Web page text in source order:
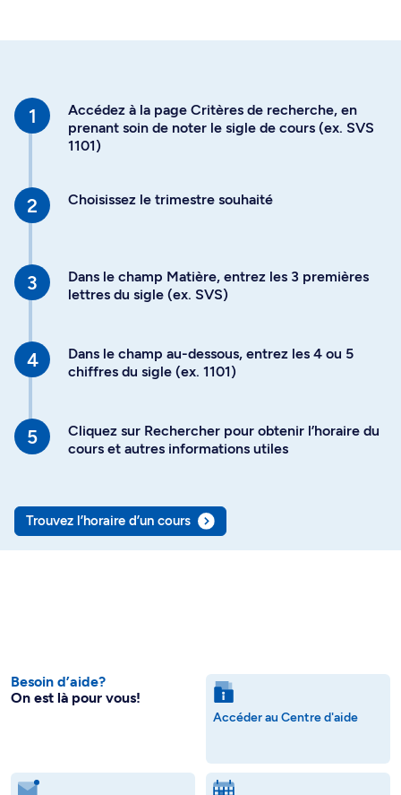
Accédez à la page Critères de recherche, en
prenant soin de noter le sigle de cours (ex. SVS
1101)
Choisissez le trimestre souhaité
Dans le champ Matière, entrez les 3 premières
lettres du sigle (ex. SVS)
Dans le champ au-dessous, entrez les 4 ou 5
chiffres du sigle (ex. 1101)
Cliquez sur Rechercher pour obtenir l’horaire du
cours et autres informations utiles
Trouvez l’horaire d’un cours
Besoin d’aide?
On est là pour vous!
Accéder au Centre d'aide